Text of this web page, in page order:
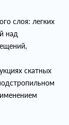
слоя: легких
над
скатных